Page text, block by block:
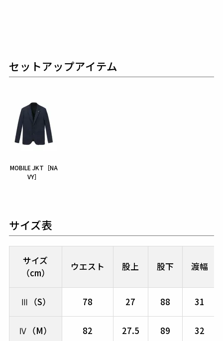
セットアップアイテム
MOBILE JKT［NA
VY］
サイズ表
サイズ
（cm）
ウエスト 股上 股下 渡幅
Ⅲ（S） 78 27 88 31
Ⅳ（M） 82 27.5 89 32